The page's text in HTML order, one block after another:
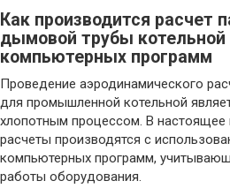
Как производится расчет
дымовой трубы
компьютерных программ
Проведение аэродинамического
для промышленной котельной
хлопотным процессом. В
расчеты производятся с
компьютерных программ,
работы оборудования.